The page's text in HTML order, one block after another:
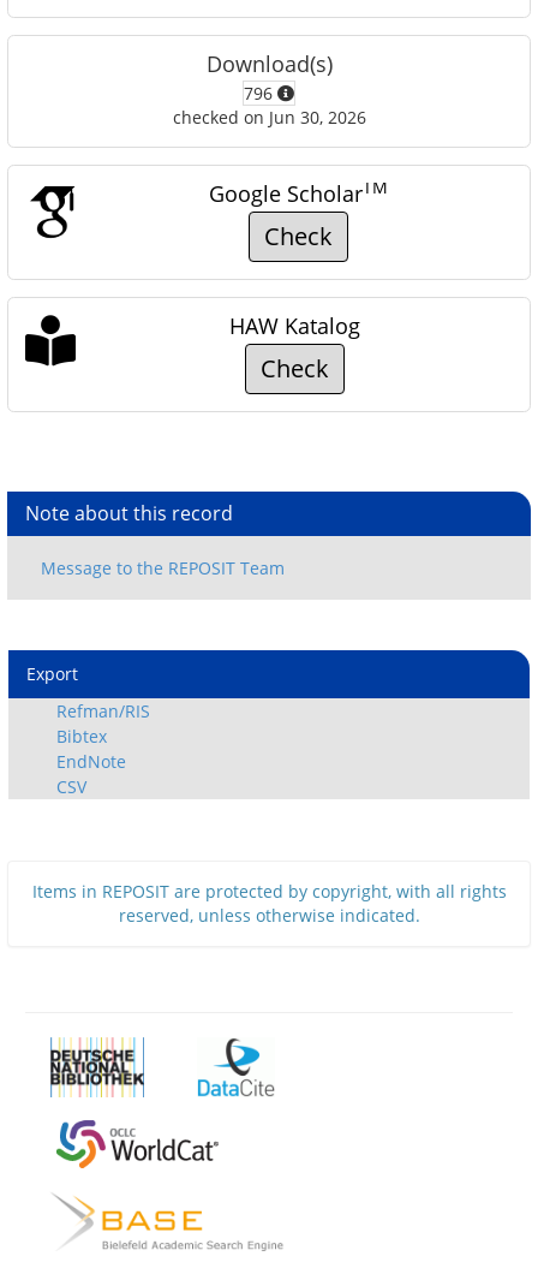
Download(s)
796
checked on Jun 30, 2026
Google ScholarTM
Check
HAW Katalog
Check
Note about this record
Export
Refman/RIS
Bibtex
EndNote
CSV
Items in REPOSIT are protected by copyright, with all rights
reserved, unless otherwise indicated.